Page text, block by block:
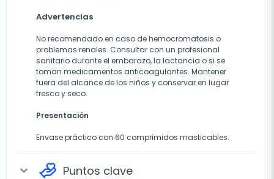
Advertencias
No recomendado en caso de hemocromatosis o
problemas renales. Consultar con un profesional
sanitario durante el embarazo, la lactancia o si se
toman medicamentos anticoagulantes. Mantener
fuera del alcance de los niños y conservar en lugar
fresco y seco.
Presentación
Envase práctico con 60 comprimidos masticables.
expand_more Puntos clave